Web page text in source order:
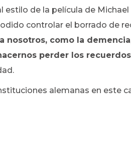
de la película de Michael
controlar el borrado de
nosotros, como la
perder los recuerdos
alemanas en este